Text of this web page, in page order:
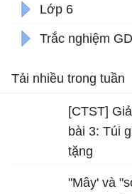
Lớp 6
Trắc nghiệm
Tải nhiều trong tuần
[CTST]
bài 3: Túi
tặng
"Mây' và